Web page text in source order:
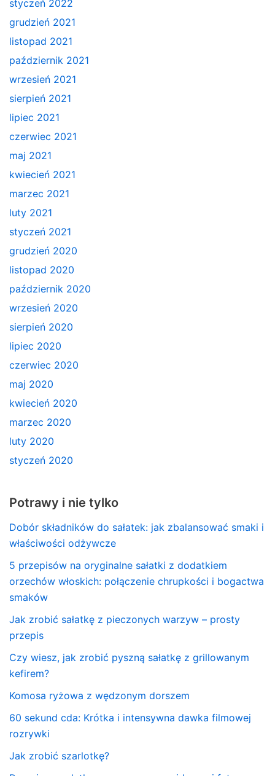
styczeń 2022
grudzień 2021
listopad 2021
październik 2021
wrzesień 2021
sierpień 2021
lipiec 2021
czerwiec 2021
maj 2021
kwiecień 2021
marzec 2021
luty 2021
styczeń 2021
grudzień 2020
listopad 2020
październik 2020
wrzesień 2020
sierpień 2020
lipiec 2020
czerwiec 2020
maj 2020
kwiecień 2020
marzec 2020
luty 2020
styczeń 2020
Potrawy i nie tylko
Dobór składników do sałatek: jak zbalansować smaki i
właściwości odżywcze
5 przepisów na oryginalne sałatki z dodatkiem
orzechów włoskich: połączenie chrupkości i bogactwa
smaków
Jak zrobić sałatkę z pieczonych warzyw – prosty
przepis
Czy wiesz, jak zrobić pyszną sałatkę z grillowanym
kefirem?
Komosa ryżowa z wędzonym dorszem
60 sekund cda: Krótka i intensywna dawka filmowej
rozrywki
Jak zrobić szarlotkę?